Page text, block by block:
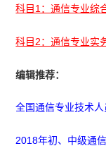
科目1：通信专业综
科目2：通信专业实
编辑推荐：
全国通信专业技术人
2018年初、中级通